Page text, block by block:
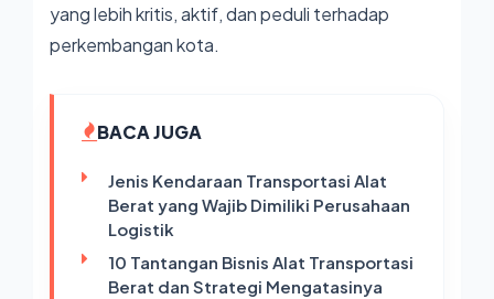
yang lebih kritis, aktif, dan peduli terhadap
perkembangan kota.
BACA JUGA
Jenis Kendaraan Transportasi Alat
Berat yang Wajib Dimiliki Perusahaan
Logistik
10 Tantangan Bisnis Alat Transportasi
Berat dan Strategi Mengatasinya